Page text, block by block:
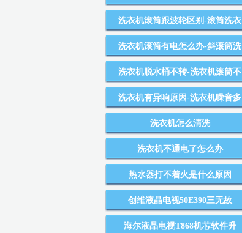
洗衣机滚筒跟波轮区别-滚筒洗衣
洗衣机滚筒有电怎么办-斜滚筒洗
洗衣机脱水桶不转-洗衣机滚筒不
洗衣机有异响原因-洗衣机噪音多
洗衣机怎么清洗
洗衣机不通电了怎么办
热水器打不着火是什么原因
创维液晶电视50E390三无故
海尔液晶电视T868机芯软件升